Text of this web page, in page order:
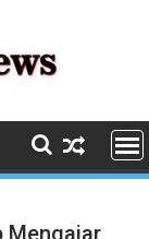
Mengajar